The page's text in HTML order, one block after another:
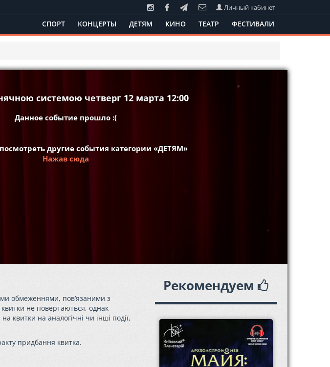
Личный кабинет
СПОРТ КОНЦЕРТЫ ДЕТЯМ КИНО ТЕАТР ФЕСТИВАЛИ
системою четверг 12 марта 12:00
Данное событие прошло :(
другие события категории «ДЕТЯМ»
Нажав сюда
обмеженнями, пов’язаними з
не повертаються, однак
квитки на аналогічні чи інші події,
придбання квитка.
Рекомендуем